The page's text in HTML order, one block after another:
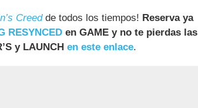
Creedde todos los tiempos! Reserva ya
RESYNCED en GAME y no te pierdas las
y LAUNCH en este enlace.